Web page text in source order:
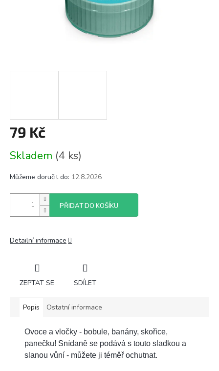
79 Kč
cena:
Skladem (4 ks)
Můžeme doručit do: 12.8.2026
PŘIDAT DO KOŠÍKU
Detailní informace
ZEPTAT SE SDÍLET
Popis Ostatní informace
Ovoce a vločky - bobule, banány, skořice,
panečku! Snídaně se podává s touto sladkou a
slanou vůní - můžete ji téměř ochutnat.